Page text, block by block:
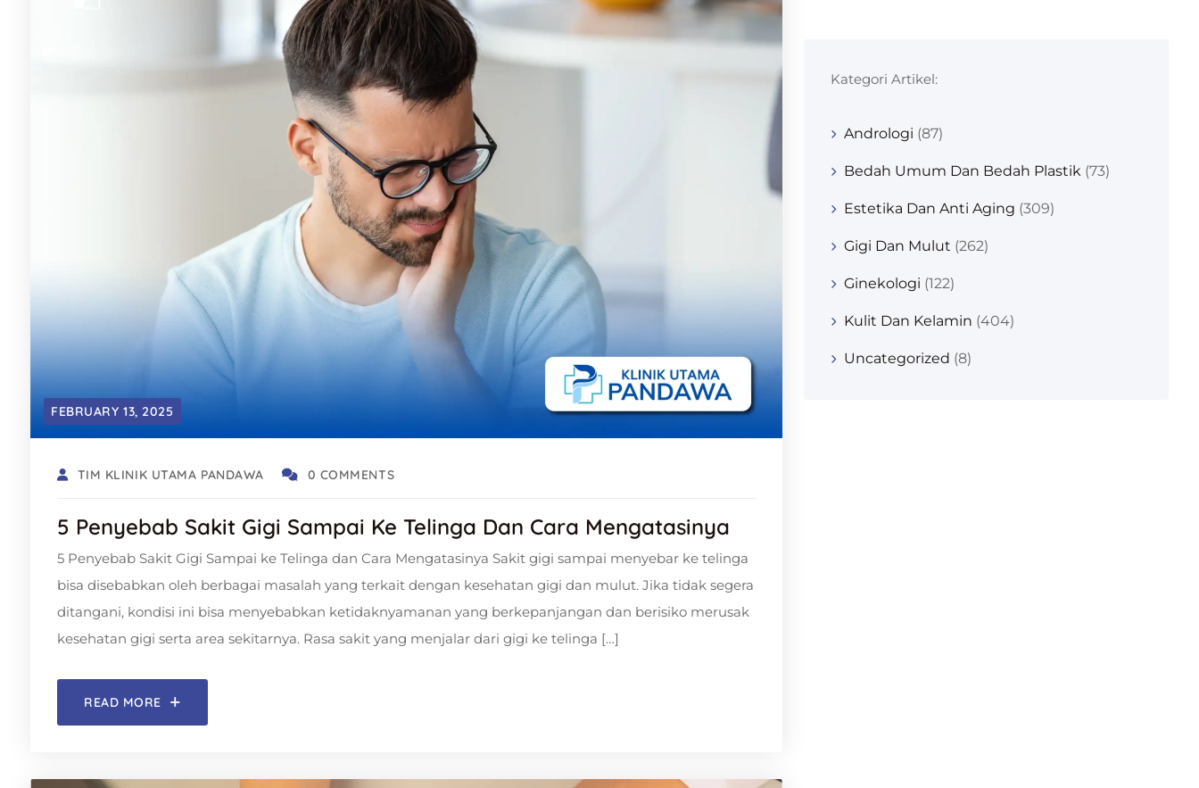
FEBRUARY 13, 2025
TIM KLINIK UTAMA PANDAWA 0 COMMENTS
5 Penyebab Sakit Gigi Sampai Ke Telinga Dan Cara Mengatasinya
5 Penyebab Sakit Gigi Sampai ke Telinga dan Cara Mengatasinya Sakit gigi sampai menyebar ke telinga
bisa disebabkan oleh berbagai masalah yang terkait dengan kesehatan gigi dan mulut. Jika tidak segera
ditangani, kondisi ini bisa menyebabkan ketidaknyamanan yang berkepanjangan dan berisiko merusak
kesehatan gigi serta area sekitarnya. Rasa sakit yang menjalar dari gigi ke telinga […]
READ MORE
Kategori Artikel:
Andrologi (87)
Bedah Umum Dan Bedah Plastik (73)
Estetika Dan Anti Aging (309)
Gigi Dan Mulut (262)
Ginekologi (122)
Kulit Dan Kelamin (404)
Uncategorized (8)